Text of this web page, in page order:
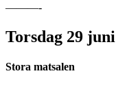
———-
Torsdag 29 juni
Stora matsalen